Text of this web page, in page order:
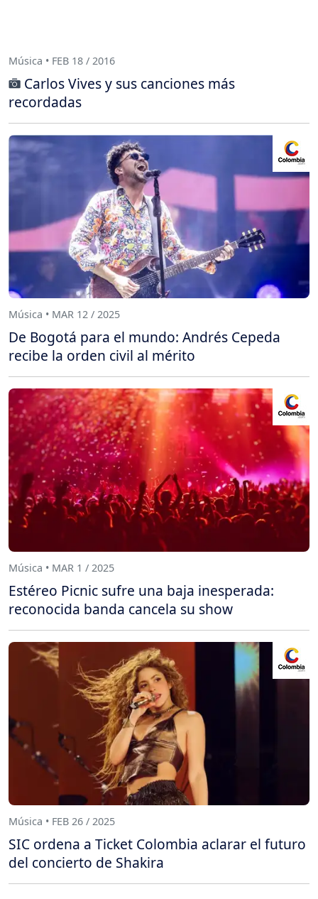
Música • FEB 18 / 2016
Carlos Vives y sus canciones más
recordadas
Música • MAR 12 / 2025
De Bogotá para el mundo: Andrés Cepeda
recibe la orden civil al mérito
Música • MAR 1 / 2025
Estéreo Picnic sufre una baja inesperada:
reconocida banda cancela su show
Música • FEB 26 / 2025
SIC ordena a Ticket Colombia aclarar el futuro
del concierto de Shakira